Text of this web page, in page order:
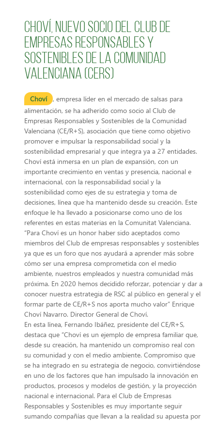
Choví, nuevo socio del Club de
Empresas Responsables y
Sostenibles de la Comunidad
Valenciana (CERS)
Choví
, empresa líder en el mercado de salsas para
alimentación, se ha adherido como socio al Club de
Empresas Responsables y Sostenibles de la Comunidad
Valenciana (CE/R+S), asociación que tiene como objetivo
promover e impulsar la responsabilidad social y la
sostenibilidad empresarial y que integra ya a 27 entidades.
Choví está inmersa en un plan de expansión, con un
importante crecimiento en ventas y presencia, nacional e
internacional, con la responsabilidad social y la
sostenibilidad como ejes de su estrategia y toma de
decisiones, línea que ha mantenido desde su creación. Este
enfoque le ha llevado a posicionarse como uno de los
referentes en estas materias en la Comunitat Valenciana.
“Para Choví es un honor haber sido aceptados como
miembros del Club de empresas responsables y sostenibles
ya que es un foro que nos ayudará a aprender más sobre
cómo ser una empresa comprometida con el medio
ambiente, nuestros empleados y nuestra comunidad más
próxima. En 2020 hemos decidido reforzar, potenciar y dar a
conocer nuestra estrategia de RSC al público en general y el
formar parte de CE/R+S nos aporta mucho valor” Enrique
Choví Navarro. Director General de Choví.
En esta línea, Fernando Ibáñez, presidente del CE/R+S,
destaca que “Choví es un ejemplo de empresa familiar que,
desde su creación, ha mantenido un compromiso real con
su comunidad y con el medio ambiente. Compromiso que
se ha integrado en su estrategia de negocio, convirtiéndose
en uno de los factores que han impulsado la innovación en
productos, procesos y modelos de gestión, y la proyección
nacional e internacional. Para el Club de Empresas
Responsables y Sostenibles es muy importante seguir
sumando compañías que llevan a la realidad su apuesta por